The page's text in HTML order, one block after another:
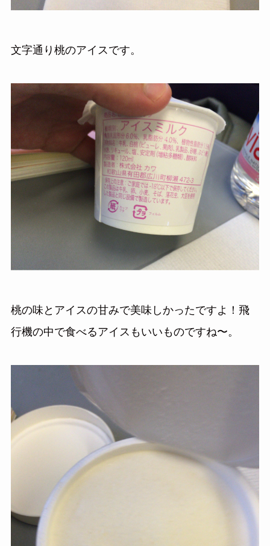
文字通り桃のアイスです。
桃の味とアイスの甘みで美味しかったですよ！飛
行機の中で食べるアイスもいいものですね〜。